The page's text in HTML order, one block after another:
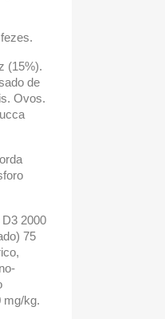
(15%).
de
Ovos.
2000
75
mg/kg.